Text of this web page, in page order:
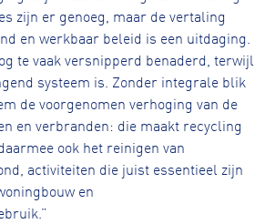
zijn er genoeg, maar de vertaling
en werkbaar beleid is een uitdaging.
te vaak versnipperd benaderd, terwijl
systeem is. Zonder integrale blik
de voorgenomen verhoging van de
en verbranden: die maakt recycling
ook het reinigen van
activiteiten die juist essentieel zijn
en